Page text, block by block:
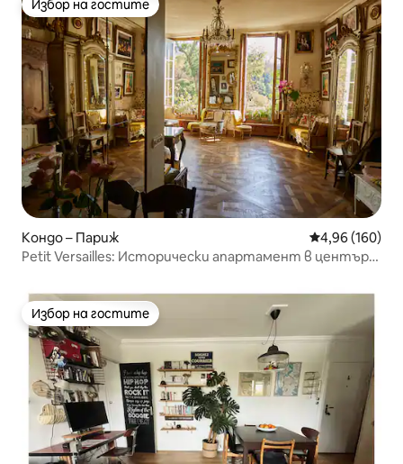
Избор на гостите
Избор на гостите
Кондо – Париж Средна
4,96 (160)
Petit Versailles: Исторически апартамент в центъра
Избор на гостите
Избор на гостите